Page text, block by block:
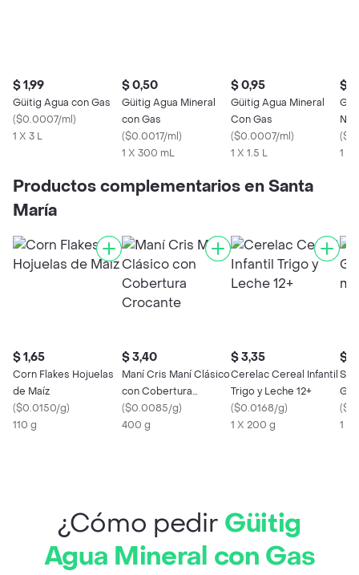
$ 1,99
Güitig Agua con Gas
($0.0007/ml)
1 X 3 L
$ 0,50
Güitig Agua Mineral
con Gas
($0.0017/ml)
1 X 300 mL
$ 0,95
Güitig Agua Mineral
Con Gas
($0.0007/ml)
1 X 1.5 L
$
(
1 X
Productos complementarios en Santa
María
$ 1,65
Corn Flakes Hojuelas
de Maíz
($0.0150/g)
110 g
$ 3,40
Maní Cris Maní Clásico
con Cobertura
Crocante
($0.0085/g)
400 g
$ 3,35
Cerelac Cereal Infantil
Trigo y Leche 12+
($0.0168/g)
1 X 200 g
$
(
1 X
¿Cómo pedir Güitig
Agua Mineral con Gas